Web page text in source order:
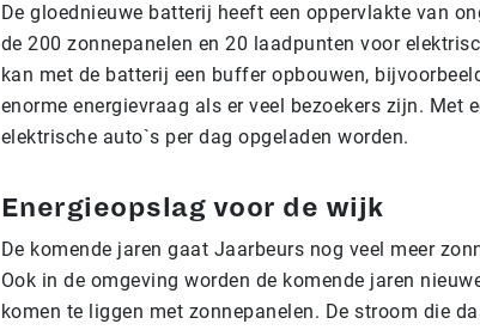
De gloednieuwe batterij heeft een oppervlakte van
de 200 zonnepanelen en 20 laadpunten voor
kan met de batterij een buffer opbouwen,
enorme energievraag als er veel bezoekers zijn. Met
elektrische auto`s per dag opgeladen worden.
Energieopslag voor de wijk
De komende jaren gaat Jaarbeurs nog veel meer
Ook in de omgeving worden de komende jaren
komen te liggen met zonnepanelen. De stroom die